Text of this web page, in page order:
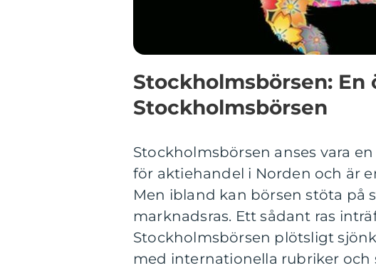
Stockholmsbörsen:
Stockholmsbörsen
Stockholmsbörsen anses vara
för aktiehandel i Norden och är
Men ibland kan börsen stöta på
marknadsras. Ett sådant ras
Stockholmsbörsen plötsligt
med internationella rubriker och